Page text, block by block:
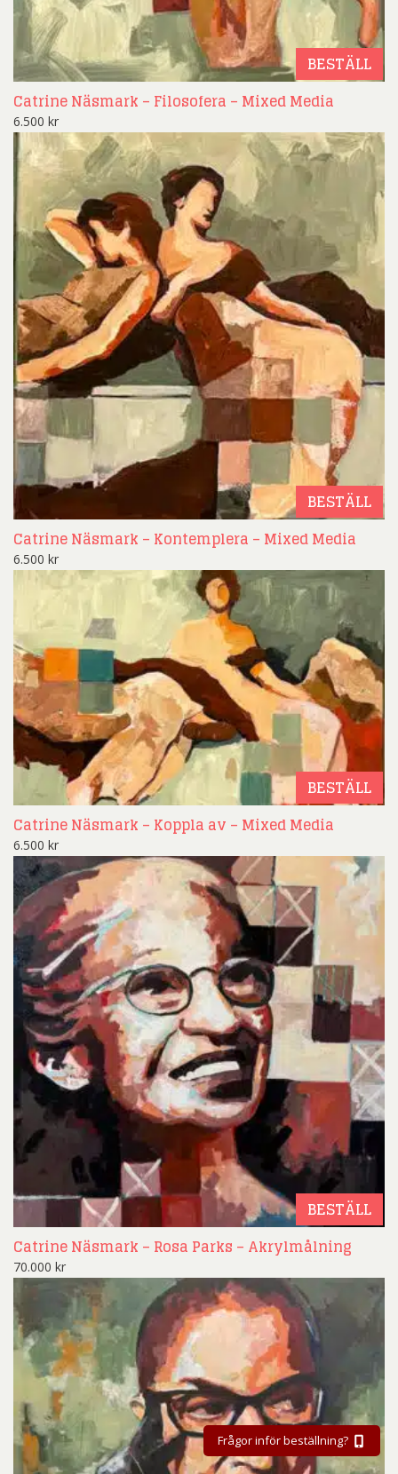
BESTÄLL
Catrine Näsmark – Filosofera – Mixed Media
6.500 kr
BESTÄLL
Catrine Näsmark – Kontemplera – Mixed Media
6.500 kr
BESTÄLL
Catrine Näsmark – Koppla av – Mixed Media
6.500 kr
BESTÄLL
Catrine Näsmark – Rosa Parks – Akrylmålning
70.000 kr
Frågor inför beställning?